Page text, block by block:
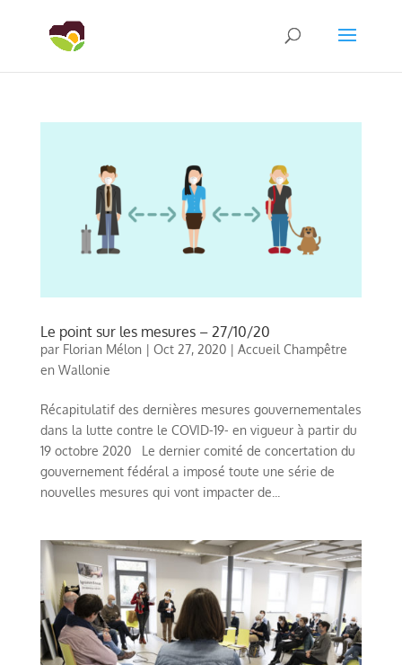
Le point sur les mesures – 27/10/20
par Florian Mélon| Oct 27, 2020| Accueil Champêtre
en Wallonie
Récapitulatif des dernières mesures gouvernementales
dans la lutte contre le COVID-19- en vigueur à partir du
19 octobre 2020 Le dernier comité de concertation du
gouvernement fédéral a imposé toute une série de
nouvelles mesures qui vont impacter de...